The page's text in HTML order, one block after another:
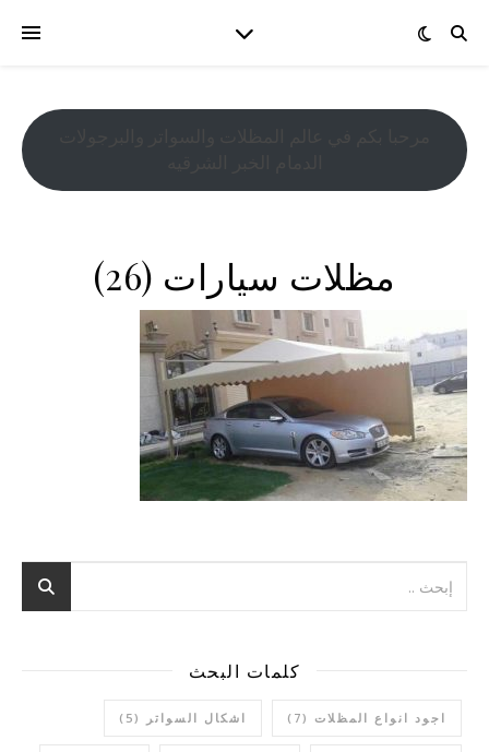
مظلات سيارات (26)
كلمات البحث
اجود انواع المظلات (7) اشكال السواتر (5)